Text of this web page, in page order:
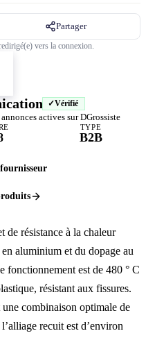
Partager
vers la connexion.
Vérifié
actives sur DGrossiste
TYPE
B2B
de résistance à la chaleur
aluminium et du dopage au
fonctionnement est de 480 ° C
résistant aux fissures.
combinaison optimale de
recuit est d’environ